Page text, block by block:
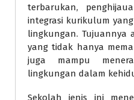
terbarukan,
integrasi kurikulum
lingkungan. Tujuannya
yang tidak hanya
juga mampu
lingkungan dalam
Sekolah jenis ini